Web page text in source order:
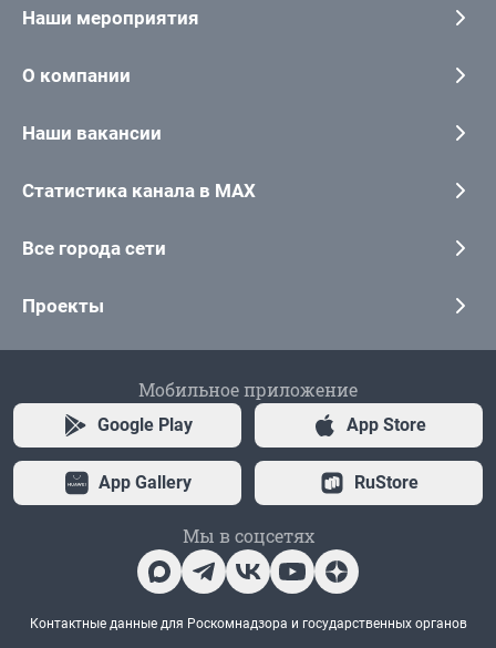
Наши мероприятия
О компании
Наши вакансии
Статистика канала в MAX
Все города сети
Проекты
Мобильное приложение
Google Play App Store
App Gallery RuStore
Мы в соцсетях
Контактные данные для Роскомнадзора и государственных органов